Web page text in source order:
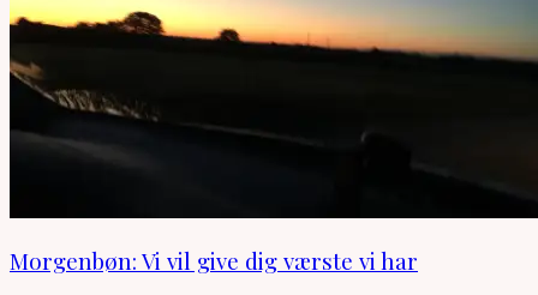
Morgenbøn: Vi vil give dig værste vi har